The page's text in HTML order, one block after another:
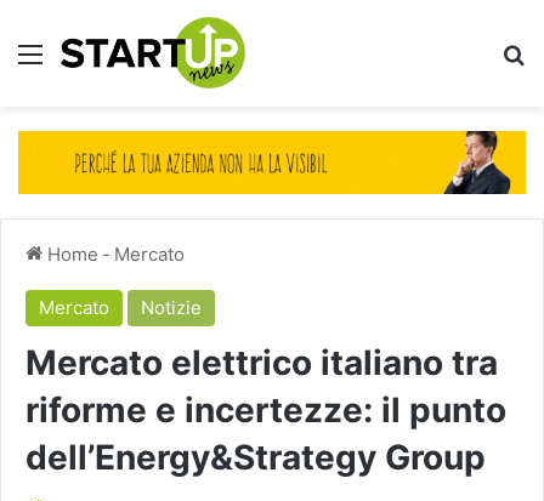
Menu
Home - Mercato
Mercato Notizie
Mercato elettrico italiano tra
riforme e incertezze: il punto
dell’Energy&Strategy Group